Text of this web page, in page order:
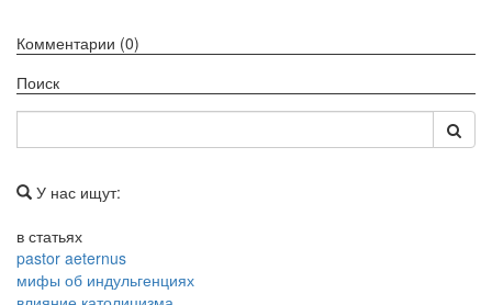
Комментарии (0)
Поиск
У нас ищут:
в статьях
pastor aeternus
мифы об индульгенциях